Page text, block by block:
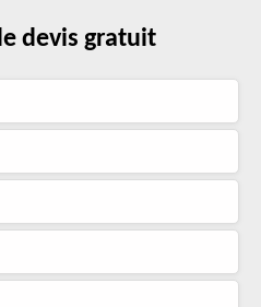
devis gratuit